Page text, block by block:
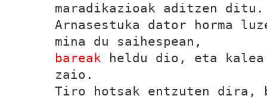
maradikazioak aditzen ditu.
Arnasestuka dator horma
mina du saihespean,
bareak heldu dio, eta
zaio.
Tiro hotsak entzuten dira,